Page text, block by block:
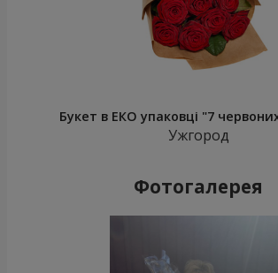
Букет в ЕКО упаковці "7
Ужгород
Фотогалерея